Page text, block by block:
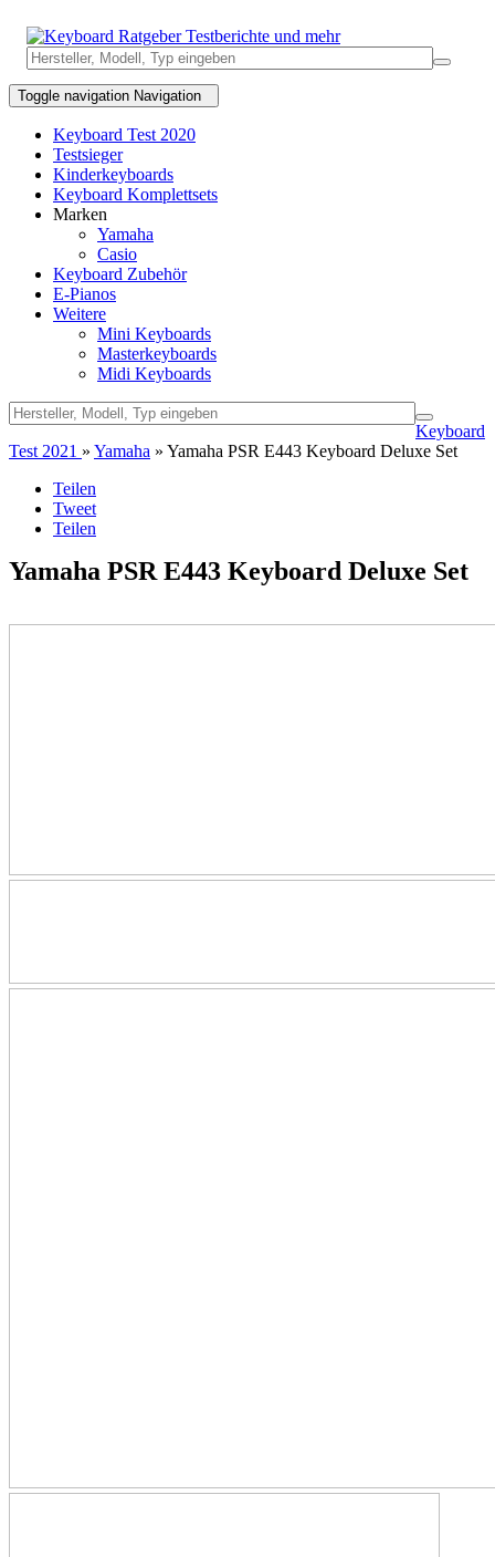
Toggle navigation Navigation
Keyboard Test 2020
Testsieger
Kinderkeyboards
Keyboard Komplettsets
Marken
Yamaha
Casio
Keyboard Zubehör
E-Pianos
Weitere
Mini Keyboards
Masterkeyboards
Midi Keyboards
Keyboard
Test 2021 » Yamaha » Yamaha PSR E443 Keyboard Deluxe Set
Teilen
Tweet
Teilen
Yamaha PSR E443 Keyboard Deluxe Set